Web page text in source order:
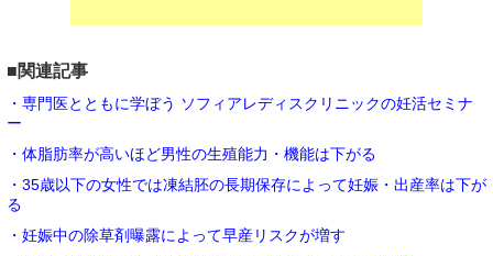
■関連記事
・専門医とともに学ぼう ソフィアレディスクリニックの妊活セミナ
ー
・体脂肪率が高いほど男性の生殖能力・機能は下がる
・35歳以下の女性では凍結胚の長期保存によって妊娠・出産率は下が
る
・妊娠中の除草剤曝露によって早産リスクが増す